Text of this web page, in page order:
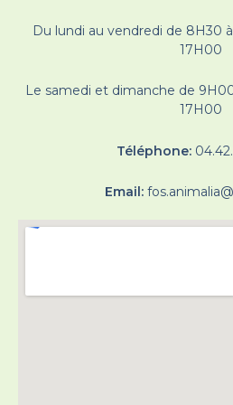
Du lundi au vendredi de 8H30
17H00
Le samedi et dimanche de
17H00
Téléphone:
Email: